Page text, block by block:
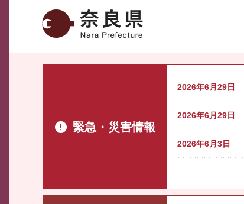
奈良県
緊急・災害情報
2026年6月29日
2026年6月29日
2026年6月3日